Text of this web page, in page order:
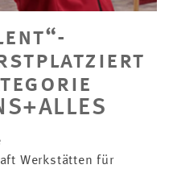
Werkstätten für